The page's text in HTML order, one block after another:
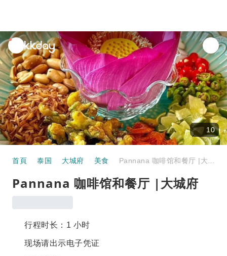
unread
notifications
10
首頁 泰国 大城府 美食
Pannana 咖啡馆和餐厅 |大城府
行程时长：1 小时
现场请出示电子凭证